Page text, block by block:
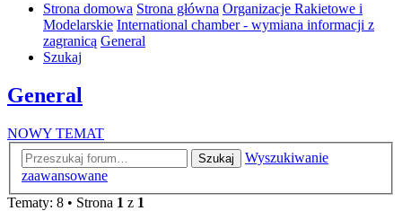
Strona domowa Strona główna Organizacje Rakietowe i
Modelarskie International chamber - wymiana informacji z
zagranicą General
Szukaj
General
NOWY TEMAT
Szukaj
Wyszukiwanie
zaawansowane
Tematy: 8 • Strona 1 z 1